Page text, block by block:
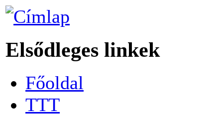
Elsődleges linkek
Főoldal
TTT